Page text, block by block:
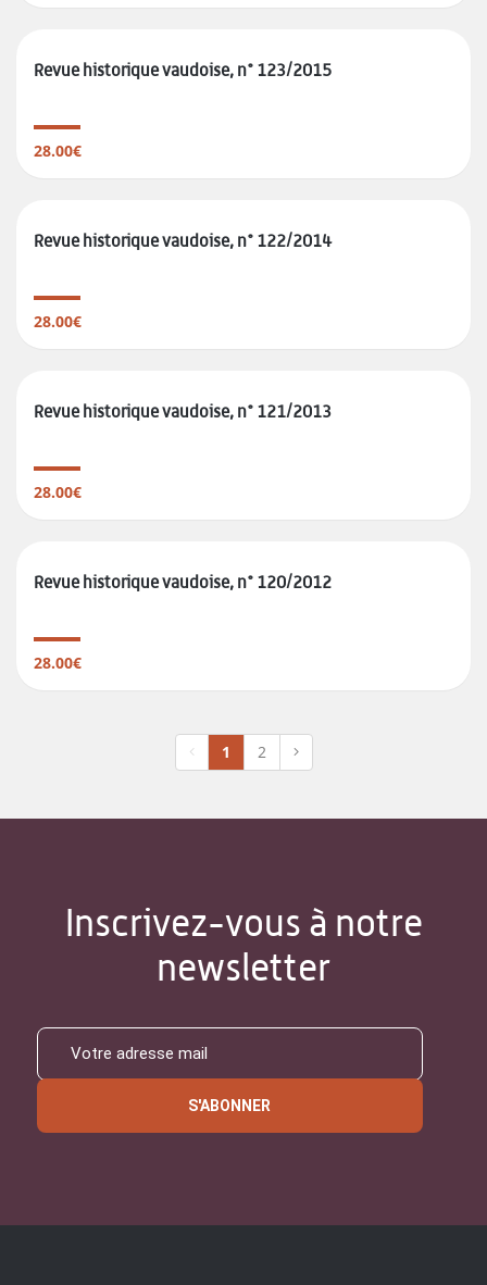
Revue historique vaudoise, n° 123/2015
28.00€
Revue historique vaudoise, n° 122/2014
28.00€
Revue historique vaudoise, n° 121/2013
28.00€
Revue historique vaudoise, n° 120/2012
28.00€
1 2
Inscrivez-vous à notre
newsletter
S'ABONNER